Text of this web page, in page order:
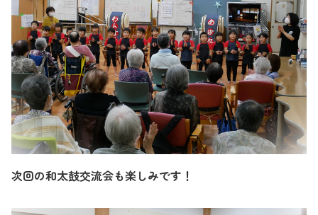
次回の和太鼓交流会も楽しみです！